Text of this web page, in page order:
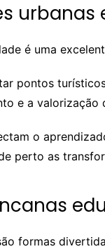
é uma
pontos
e a valorização
o
perto as
formas